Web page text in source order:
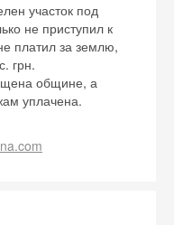
участок под
не приступил к
платил за землю,
грн.
общине, а
уплачена.